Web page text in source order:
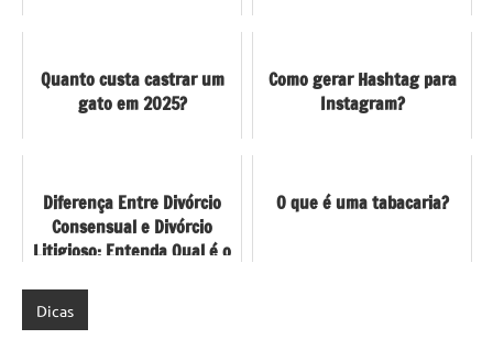
Quanto custa castrar um
gato em 2025?
Como gerar Hashtag para
Instagram?
Diferença Entre Divórcio
Consensual e Divórcio
Litigioso: Entenda Qual é o
O que é uma tabacaria?
Dicas